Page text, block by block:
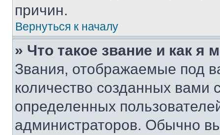
причин.
Вернуться к началу
» Что такое звание и как я
Звания, отображаемые под
количество созданных
определенных
администраторов. Обычно